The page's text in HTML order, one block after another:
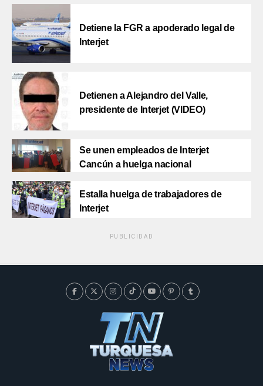
Detiene la FGR a apoderado legal de
Interjet
Detienen a Alejandro del Valle,
presidente de Interjet (VIDEO)
Se unen empleados de Interjet
Cancún a huelga nacional
Estalla huelga de trabajadores de
Interjet
PUBLICIDAD